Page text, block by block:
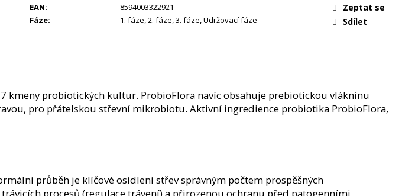
EAN:
8594003322921
Fáze: 1. fáze, 2. fáze, 3. fáze, Udržovací fáze
Zeptat se
Sdílet
probiotických kultur. ProbioFlora navíc obsahuje prebiotickou vlákninu
pro přátelskou střevní mikrobiotu. Aktivní ingredience probiotika ProbioFlora,
průběh je klíčové osídlení střev správným počtem prospěšných
procesů (regulace trávení) a přirozenou ochranu před patogenními